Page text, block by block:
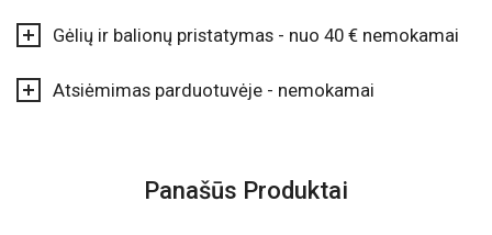
Gėlių ir balionų pristatymas - nuo 40 € nemokamai
Atsiėmimas parduotuvėje - nemokamai
Panašūs Produktai